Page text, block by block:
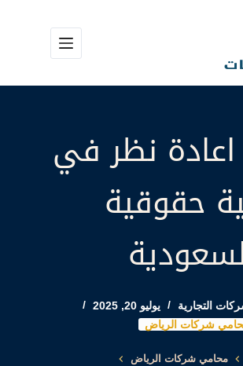
نظر في
حقوقية
التجارية
يوليو 20, 2025
شركات الرياض
محامي شركات الرياض